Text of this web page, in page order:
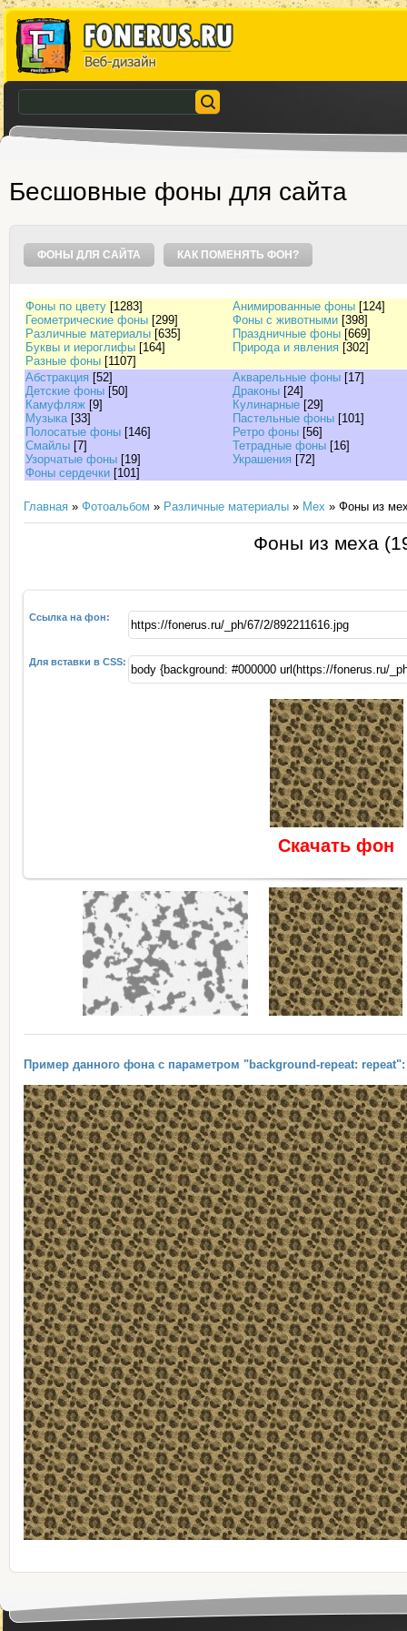
Бесшовные фоны для сайта
ФОНЫ ДЛЯ САЙТА КАК ПОМЕНЯТЬ ФОН?
Фоны по цвету [1283] Анимированные фоны [124]
Геометрические фоны [299] Фоны с животными [398]
Различные материалы [635] Праздничные фоны [669]
Буквы и иероглифы [164] Природа и явления [302]
Разные фоны [1107]
Абстракция [52] Акварельные фоны [17]
Детские фоны [50] Драконы [24]
Камуфляж [9] Кулинарные [29]
Музыка [33] Пастельные фоны [101]
Полосатые фоны [146] Ретро фоны [56]
Смайлы [7] Тетрадные фоны [16]
Узорчатые фоны [19] Украшения [72]
Фоны сердечки [101]
Главная » Фотоальбом » Различные материалы » Мех » Фоны из
Фоны из меха
Ссылка на фон:
Для вставки в CSS:
Скачать фон
Пример данного фона с параметром "background-repeat: repeat":